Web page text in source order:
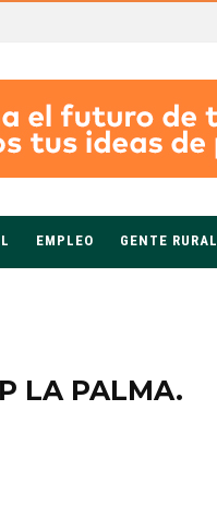
EMPLEO GENTE RURAL
LA PALMA.